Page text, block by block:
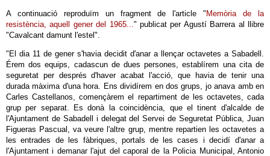
A continuació reproduïm un fragment de l'article " Memòria de la
resistència, aquell gener del 1965..." publicat per Agustí Barrera al llibre
"Cavalcant damunt l'estel".
"El dia 11 de gener s'havia decidit d'anar a llençar octavetes a Sabadell.
Érem dos equips, cadascun de dues persones, establírem una cita de
seguretat per després d'haver acabat l'acció, que havia de tenir una
durada màxima d'una hora. Ens dividírem en dos grups, jo anava amb en
Carles Castellanos, començàrem el repartiment de les octavetes, cada
grup per separat. Es donà la coincidència, que el tinent d'alcalde de
l'Ajuntament de Sabadell i delegat del Servei de Seguretat Pública, Juan
Figueras Pascual, va veure l'altre grup, mentre repartien les octavetes a
les entrades de les fàbriques, portals de les cases i decidí d'anar a
l'Ajuntament i demanar l'ajut del caporal de la Policia Municipal, Antonio